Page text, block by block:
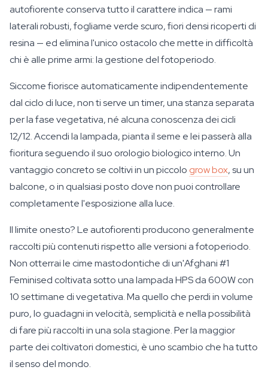
autofiorente conserva tutto il carattere indica — rami
laterali robusti, fogliame verde scuro, fiori densi ricoperti di
resina — ed elimina l'unico ostacolo che mette in difficoltà
chi è alle prime armi: la gestione del fotoperiodo.
Siccome fiorisce automaticamente indipendentemente
dal ciclo di luce, non ti serve un timer, una stanza separata
per la fase vegetativa, né alcuna conoscenza dei cicli
12/12. Accendi la lampada, pianta il seme e lei passerà alla
fioritura seguendo il suo orologio biologico interno. Un
vantaggio concreto se coltivi in un piccolo grow box, su un
balcone, o in qualsiasi posto dove non puoi controllare
completamente l'esposizione alla luce.
Il limite onesto? Le autofiorenti producono generalmente
raccolti più contenuti rispetto alle versioni a fotoperiodo.
Non otterrai le cime mastodontiche di un'Afghani #1
Feminised coltivata sotto una lampada HPS da 600W con
10 settimane di vegetativa. Ma quello che perdi in volume
puro, lo guadagni in velocità, semplicità e nella possibilità
di fare più raccolti in una sola stagione. Per la maggior
parte dei coltivatori domestici, è uno scambio che ha tutto
il senso del mondo.